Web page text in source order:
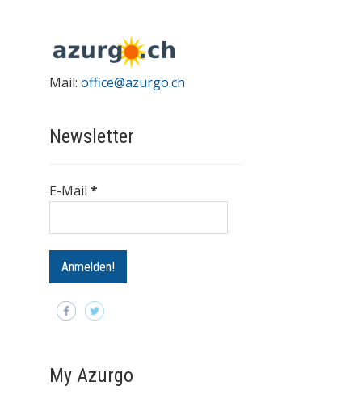
Mail:office@azurgo.ch
Newsletter
E-Mail*
My Azurgo